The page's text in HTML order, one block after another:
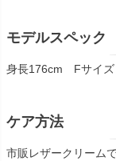
モデルスペック
身長176cm Fサイズ
ケア方法
市販レザークリーム